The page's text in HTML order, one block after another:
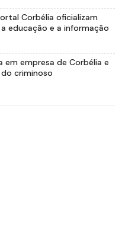
Corbélia oficializam
educação e a informação
em empresa de Corbélia e
criminoso